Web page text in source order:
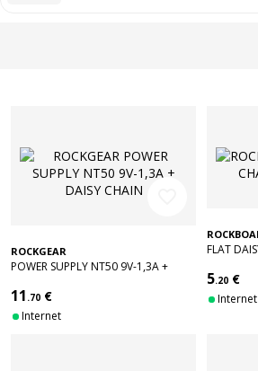
ROCKGEAR
POWER SUPPLY NT50 9V-1,3A +
11 .70 €
Internet
FLAT
5.20 €
Internet